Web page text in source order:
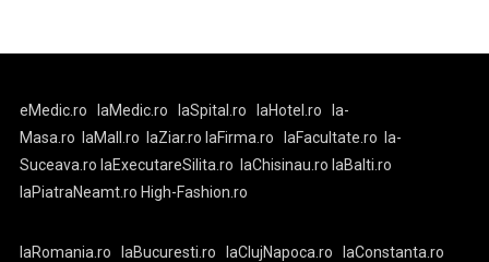
eMedic.ro laMedic.ro laSpital.ro laHotel.ro
la-
Masa.ro
laMall.ro laZiar.ro laFirma.ro laFacultate.ro
la-
Suceava.ro laExecutareSilita.ro laChisinau.ro laBalti.ro
laPiatraNeamt.ro High-Fashion.ro
laRomania.ro laBucuresti.ro laClujNapoca.ro
laConstanta.ro